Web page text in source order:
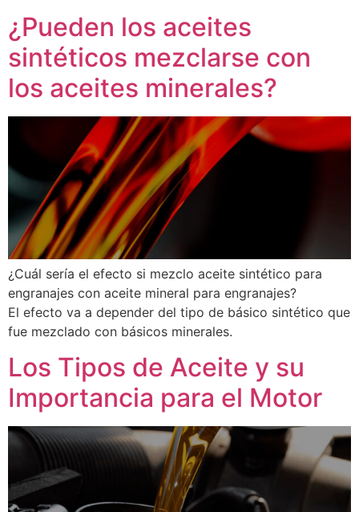
¿Pueden los aceites
sintéticos mezclarse con
los aceites minerales?
¿Cuál sería el efecto si mezclo aceite sintético para
engranajes con aceite mineral para engranajes?
El efecto va a depender del tipo de básico sintético que
fue mezclado con básicos minerales.
Los Tipos de Aceite y su
Importancia para el Motor